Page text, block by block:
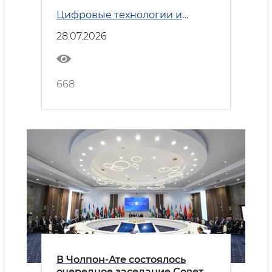
Цифровые технологии и
28.07.2026
668
В Чолпон-Ате состоялось